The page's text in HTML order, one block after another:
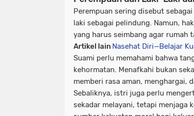
Perempuan sering disebut
laki sebagai pelindung. Namun,
yang harus seimbang agar rumah
Artikel lain Nasehat Diri—Belajar
Suami perlu memahami bahwa
kehormatan. Menafkahi bukan
memberi rasa aman, menghargai,
Sebaliknya, istri juga perlu
sekadar melayani, tetapi menjaga